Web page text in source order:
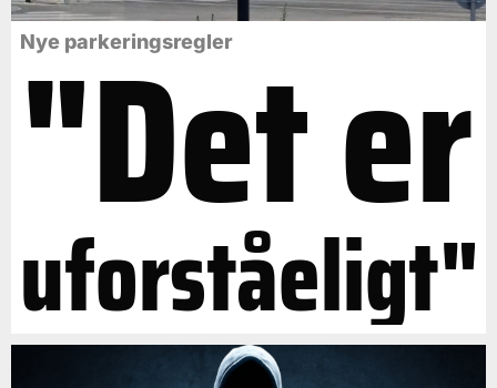
Nye parkeringsregler
"Det er
uforståeligt"